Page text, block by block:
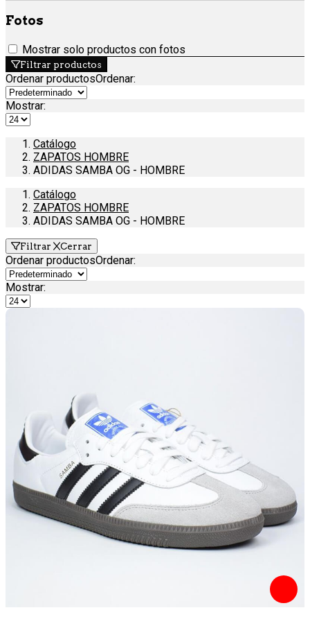
Fotos
Mostrar solo productos con fotos
Filtrar productos
Ordenar productosOrdenar:
Mostrar:
Catálogo
ZAPATOS HOMBRE
ADIDAS SAMBA OG - HOMBRE
Catálogo
ZAPATOS HOMBRE
ADIDAS SAMBA OG - HOMBRE
Filtrar Cerrar
Ordenar productosOrdenar:
Mostrar: